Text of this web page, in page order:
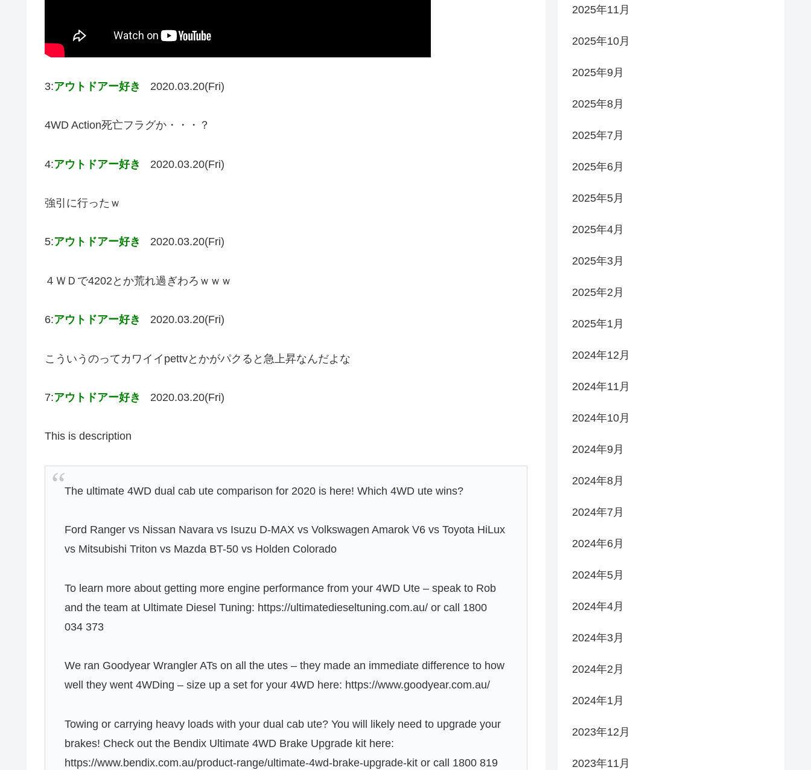
3:アウトドアー好き 2020.03.20(Fri)
4WD Action死亡フラグか・・・？
4:アウトドアー好き 2020.03.20(Fri)
強引に行ったｗ
5:アウトドアー好き 2020.03.20(Fri)
４ＷＤで4202とか荒れ過ぎわろｗｗｗ
6:アウトドアー好き 2020.03.20(Fri)
こういうのってカワイイpettvとかがパクると急上昇なんだよな
7:アウトドアー好き 2020.03.20(Fri)
This is description
The ultimate 4WD dual cab ute comparison for 2020 is here! Which 4WD ute wins?
Ford Ranger vs Nissan Navara vs Isuzu D-MAX vs Volkswagen Amarok V6 vs Toyota HiLux
vs Mitsubishi Triton vs Mazda BT-50 vs Holden Colorado
To learn more about getting more engine performance from your 4WD Ute – speak to Rob
and the team at Ultimate Diesel Tuning: https://ultimatedieseltuning.com.au/ or call 1800
034 373
We ran Goodyear Wrangler ATs on all the utes – they made an immediate difference to how
well they went 4WDing – size up a set for your 4WD here: https://www.goodyear.com.au/
Towing or carrying heavy loads with your dual cab ute? You will likely need to upgrade your
brakes! Check out the Bendix Ultimate 4WD Brake Upgrade kit here:
https://www.bendix.com.au/product-range/ultimate-4wd-brake-upgrade-kit or call 1800 819
2025年11月
2025年10月
2025年9月
2025年8月
2025年7月
2025年6月
2025年5月
2025年4月
2025年3月
2025年2月
2025年1月
2024年12月
2024年11月
2024年10月
2024年9月
2024年8月
2024年7月
2024年6月
2024年5月
2024年4月
2024年3月
2024年2月
2024年1月
2023年12月
2023年11月